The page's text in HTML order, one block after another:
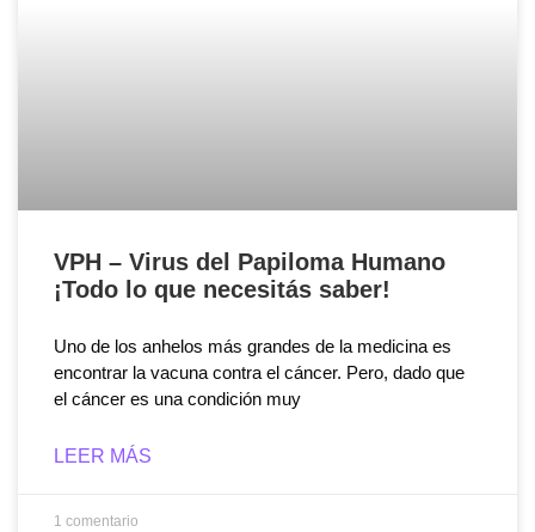
VPH – Virus del Papiloma Humano
¡Todo lo que necesitás saber!
Uno de los anhelos más grandes de la medicina es
encontrar la vacuna contra el cáncer. Pero, dado que
el cáncer es una condición muy
LEER MÁS
1 comentario